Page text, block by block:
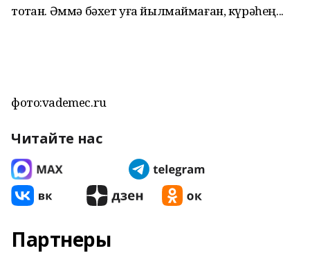
тотҡан. Әммә бәхет уға йылмаймаған, күрәһең...
фото:vademec.ru
Читайте нас
Партнеры